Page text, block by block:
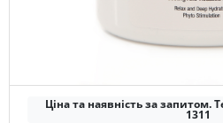
Ціна та наявність за запитом.
1311